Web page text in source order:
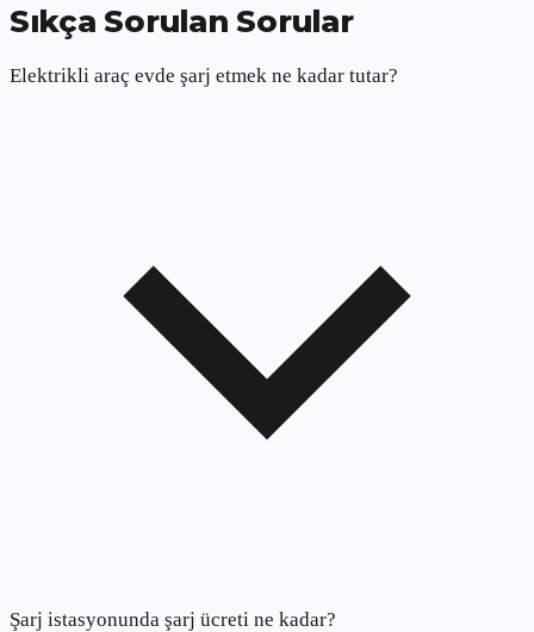
Sıkça Sorulan Sorular
Elektrikli araç evde şarj etmek ne kadar tutar?
Şarj istasyonunda şarj ücreti ne kadar?